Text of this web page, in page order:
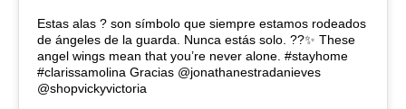
Estas alas ? son símbolo que siempre estamos rodeados
de ángeles de la guarda. Nunca estás solo. ??✨ These
angel wings mean that you’re never alone. #stayhome
#clarissamolina Gracias @jonathanestradanieves
@shopvickyvictoria